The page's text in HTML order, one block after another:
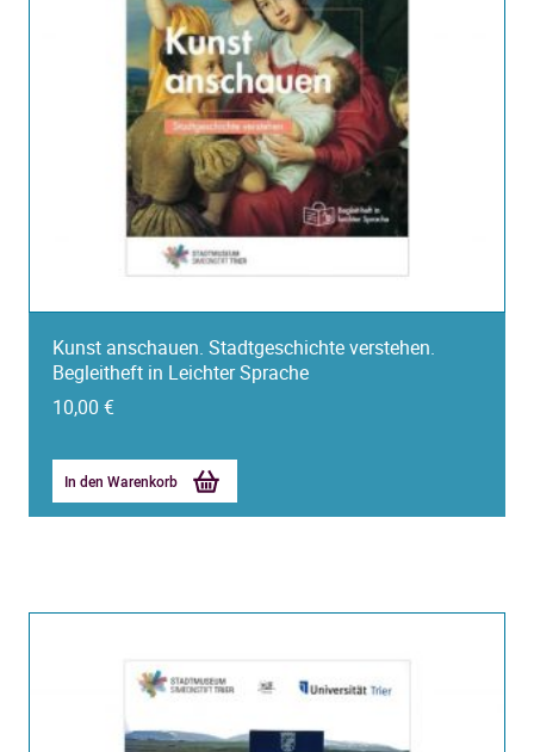
Kunst anschauen. Stadtgeschichte verstehen.
Begleitheft in Leichter Sprache
10,00 €
In den Warenkorb